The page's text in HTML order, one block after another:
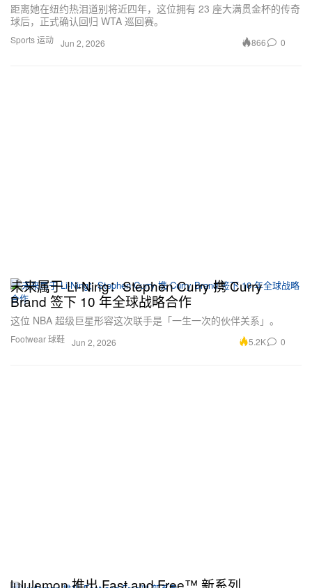
Sports 运动
距离她在纽约热泪道别将近四年，这位拥有 23 座大满贯金杯的传奇
球后，正式确认回归 WTA 巡回赛。
Jun 2, 2026 866 0
Footwear 球鞋
未来属于 Li-Ning：Stephen Curry 携 Curry
Brand 签下 10 年全球战略合作
这位 NBA 超级巨星形容这次联手是「一生一次的伙伴关系」。
Jun 2, 2026 5.2K 0